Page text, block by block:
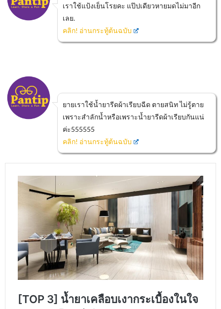
เราใช้แป้งเย็นโรยคะ แป๊ปเดียวหายมดไม่มาอีก
เลย.
คลิก! อ่านกระทู้ต้นฉบับ
ยายเราใช้น้ำยารีดผ้าเรียบฉีด ตายสนิท ไม่รู้ตาย
เพราะสำลักน้ำหรือเพราะน้ำยารีดผ้าเรียบกันแน่
ค่ะ555555
คลิก! อ่านกระทู้ต้นฉบับ